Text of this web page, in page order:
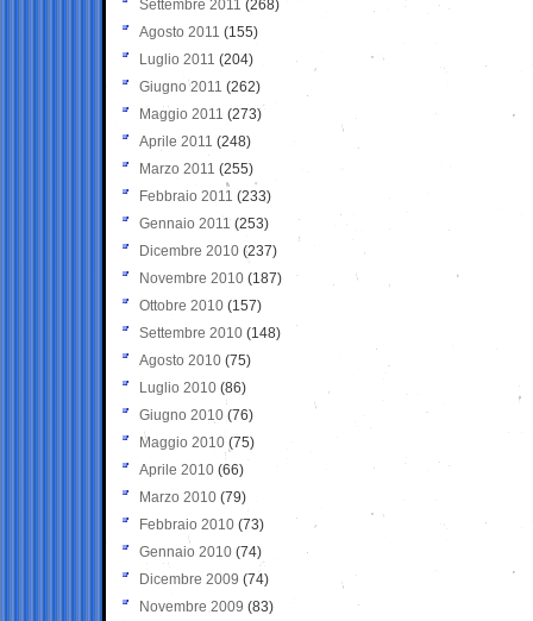
Settembre 2011 (268)
Agosto 2011 (155)
Luglio 2011 (204)
Giugno 2011 (262)
Maggio 2011 (273)
Aprile 2011 (248)
Marzo 2011 (255)
Febbraio 2011 (233)
Gennaio 2011 (253)
Dicembre 2010 (237)
Novembre 2010 (187)
Ottobre 2010 (157)
Settembre 2010 (148)
Agosto 2010 (75)
Luglio 2010 (86)
Giugno 2010 (76)
Maggio 2010 (75)
Aprile 2010 (66)
Marzo 2010 (79)
Febbraio 2010 (73)
Gennaio 2010 (74)
Dicembre 2009 (74)
Novembre 2009 (83)